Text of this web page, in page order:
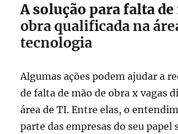
A solução para falta de
obra qualificada na
tecnologia
Algumas ações podem ajudar a
de falta de mão de obra x vagas
área de TI. Entre elas, o
parte das empresas do seu papel